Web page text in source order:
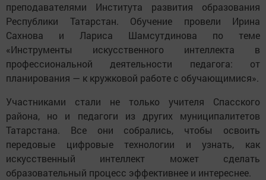
преподавателями Института развития образования
Республики Татарстан. Обучение провели Ирина
Сахнова и Лариса Шамсутдинова по теме
«Инструменты искусственного интеллекта в
профессиональной деятельности педагога: от
планирования — к кружковой работе с обучающимися».
Участниками стали не только учителя Спасского
района, но и педагоги из других муниципалитетов
Татарстана. Все они собрались, чтобы освоить
передовые цифровые технологии и узнать, как
искусственный интеллект может сделать
образовательный процесс эффективнее и интереснее.